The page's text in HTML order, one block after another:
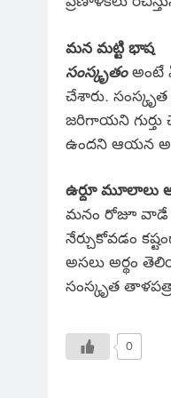
మన మట్టి భాష
సంస్కృతంఅంటే
చేశారు.
జరిగాయని
ఉందని ఆయన
ఉర్దూ మూలాలు
మనం రోజూ వాడే
నేర్చుకోవడం
అసలు అర్థం
సంస్కృత
0